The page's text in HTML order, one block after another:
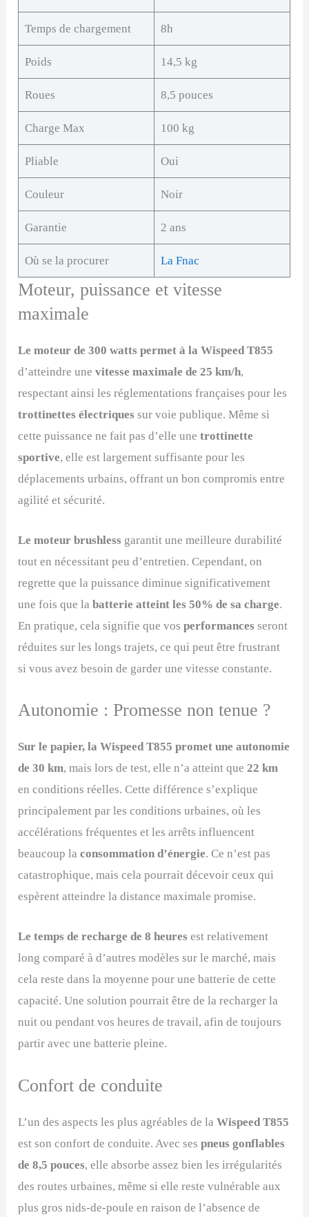
Temps de chargement 8h
Poids 14,5 kg
Roues 8,5 pouces
Charge Max 100 kg
Pliable Oui
Couleur Noir
Garantie 2 ans
Où se la procurer La Fnac
Moteur, puissance et vitesse
maximale
Le moteur de 300 watts permet à la Wispeed T855
d’atteindre unevitesse maximale de 25 km/h,
respectant ainsi les réglementations françaises pour les
trottinettes électriques sur voie publique. Même si
cette puissance ne fait pas d’elle une trottinette
sportive, elle est largement suffisante pour les
déplacements urbains, offrant un bon compromis entre
agilité et sécurité.
Le moteur brushless garantit une meilleure durabilité
tout en nécessitant peu d’entretien. Cependant, on
regrette que la puissance diminue significativement
une fois que la batterie atteint les 50% de sa charge.
En pratique, cela signifie que vosperformancesseront
réduites sur les longs trajets, ce qui peut être frustrant
si vous avez besoin de garder une vitesse constante.
Autonomie : Promesse non tenue ?
Sur le papier, la Wispeed T855 promet une autonomie
de 30 km, mais lors de test, elle n’a atteint que22 km
en conditions réelles. Cette différence s’explique
principalement par les conditions urbaines, où les
accélérations fréquentes et les arrêts influencent
beaucoup laconsommation d’énergie. Ce n’est pas
catastrophique, mais cela pourrait décevoir ceux qui
espèrent atteindre la distance maximale promise.
Le temps de recharge de 8 heures est relativement
long comparé à d’autres modèles sur le marché, mais
cela reste dans la moyenne pour une batterie de cette
capacité. Une solution pourrait être de la recharger la
nuit ou pendant vos heures de travail, afin de toujours
partir avec une batterie pleine.
Confort de conduite
L’un des aspects les plus agréables de laWispeed T855
est son confort de conduite. Avec sespneus gonflables
de 8,5 pouces, elle absorbe assez bien les irrégularités
des routes urbaines, même si elle reste vulnérable aux
plus gros nids-de-poule en raison de l’absence de